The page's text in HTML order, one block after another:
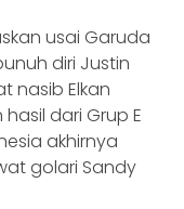
usai Garuda
diri Justin
nasib Elkan
dari Grup E
akhirnya
golari Sandy